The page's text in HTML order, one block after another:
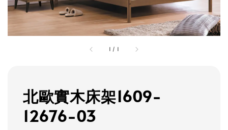
1 / 1
北歐實木床架1609-
12676-03